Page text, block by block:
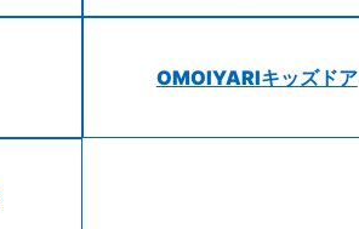
OMOIYARIキッズドア